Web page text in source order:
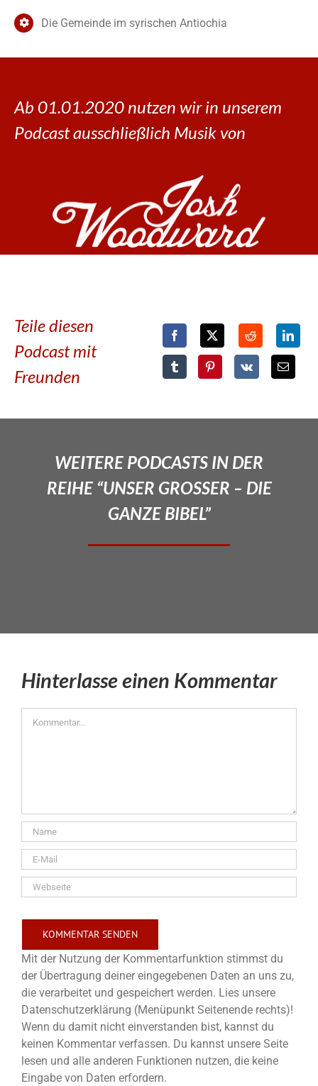
Die Gemeinde im syrischen Antiochia
Ab 01.01.2020 nutzen wir in unserem
Podcast ausschließlich Musik von
Teile diesen
Podcast mit
Freunden
WEITERE PODCASTS IN DER
REIHE “UNSER GROSSER – DIE
GANZE BIBEL”
Hinterlasse einen Kommentar
Mit der Nutzung der Kommentarfunktion stimmst du
der Übertragung deiner eingegebenen Daten an uns zu,
die verarbeitet und gespeichert werden. Lies unsere
Datenschutzerklärung (Menüpunkt Seitenende rechts)!
Wenn du damit nicht einverstanden bist, kannst du
keinen Kommentar verfassen. Du kannst unsere Seite
lesen und alle anderen Funktionen nutzen, die keine
Eingabe von Daten erfordern.